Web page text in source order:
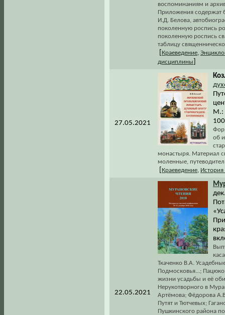
воспоминаниям и
Приложения содержат
И.Д. Белова,
поколенную роспись
поколенную роспись
таблицу
Краеведение
дисциплины
27.05.2021
М.:
об
монастыря. Материал
моленные,
Краеведение История
22.05.2021
Ткаченко В.А.
Подмосковья...;
жизни усадьбы и её
Нерукотворного в
Артёмова; Фёдорова
Путят и Тютчевых;
Пушкинского района